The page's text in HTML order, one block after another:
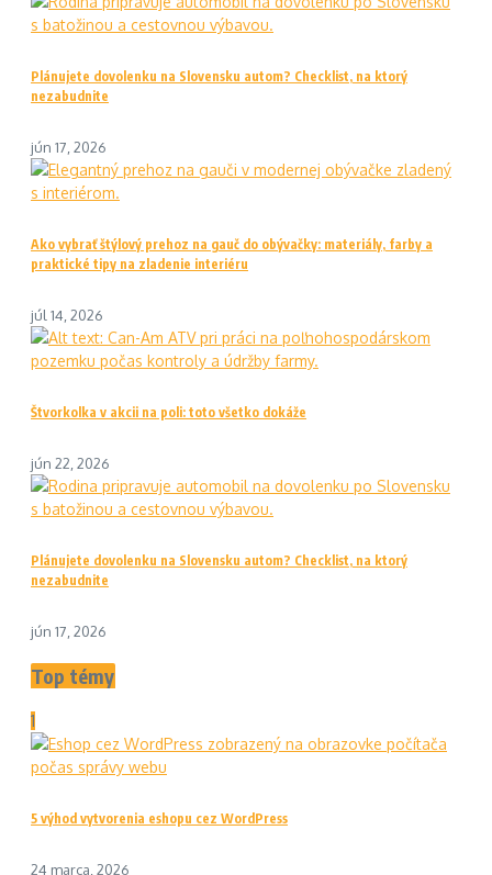
Plánujete dovolenku na Slovensku autom? Checklist, na ktorý
nezabudnite
jún 17, 2026
Ako vybrať štýlový prehoz na gauč do obývačky: materiály, farby a
praktické tipy na zladenie interiéru
júl 14, 2026
Štvorkolka v akcii na poli: toto všetko dokáže
jún 22, 2026
Plánujete dovolenku na Slovensku autom? Checklist, na ktorý
nezabudnite
jún 17, 2026
Top témy
1
5 výhod vytvorenia eshopu cez WordPress
24 marca, 2026